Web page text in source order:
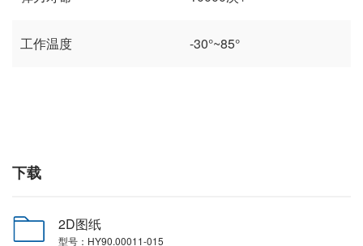
工作温度 -30°~85°
下载
2D图纸
型号：HY90.00011-015